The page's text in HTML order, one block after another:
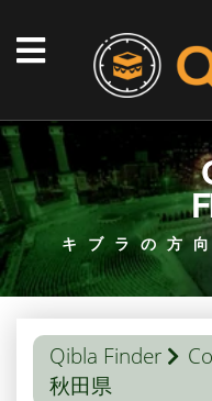
キブラの方
Qibla Finder
秋田県